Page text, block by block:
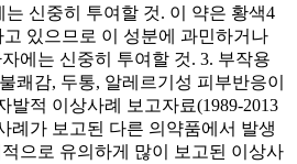
는 신중히 투여할 것. 이 약은 황색4
있으므로 이 성분에 과민하거나
에는 신중히 투여할 것. 3. 부작용
쾌감, 두통, 알레르기성 피부반응이
발적 이상사례 보고자료(1989-2013
례가 보고된 다른 의약품에서 발생
으로 유의하게 많이 보고된 이상사